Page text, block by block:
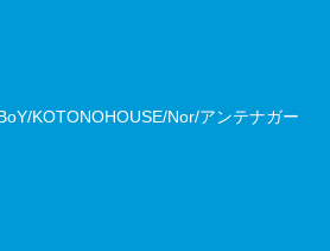
KOTONOHOUSE/Nor/アンテナガー